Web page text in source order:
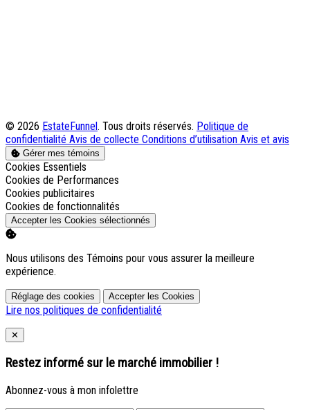
© 2026 EstateFunnel . Tous droits réservés. Politique de
confidentialité Avis de collecte Conditions d’utilisation Avis et avis
Gérer mes témoins
Activer
Cookies Essentiels
Activer
Cookies de Performances
Activer
Cookies publicitaires
Activer
Cookies de fonctionnalités
Accepter les Cookies sélectionnés
Nous utilisons des Témoins pour vous assurer la meilleure
expérience.
Réglage des cookies Accepter les Cookies
Lire nos politiques de confidentialité
Close
✕
Restez informé sur le marché immobilier !
Abonnez-vous à mon infolettre